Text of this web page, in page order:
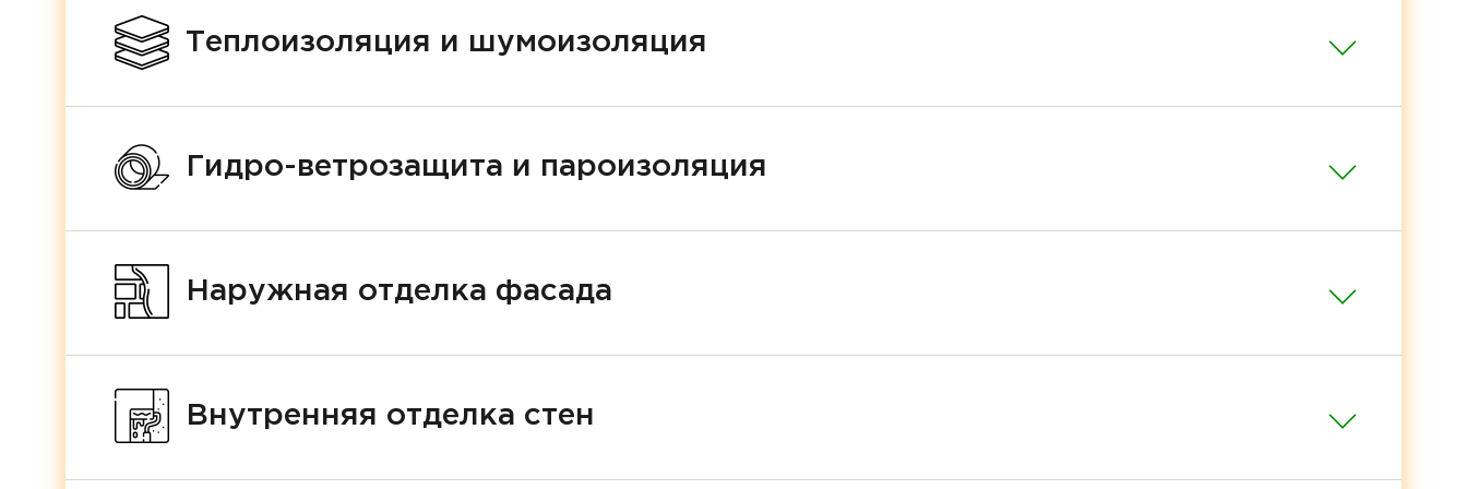
Теплоизоляция и шумоизоляция
Гидро-ветрозащита и пароизоляция
Наружная отделка фасада
Внутренняя отделка стен